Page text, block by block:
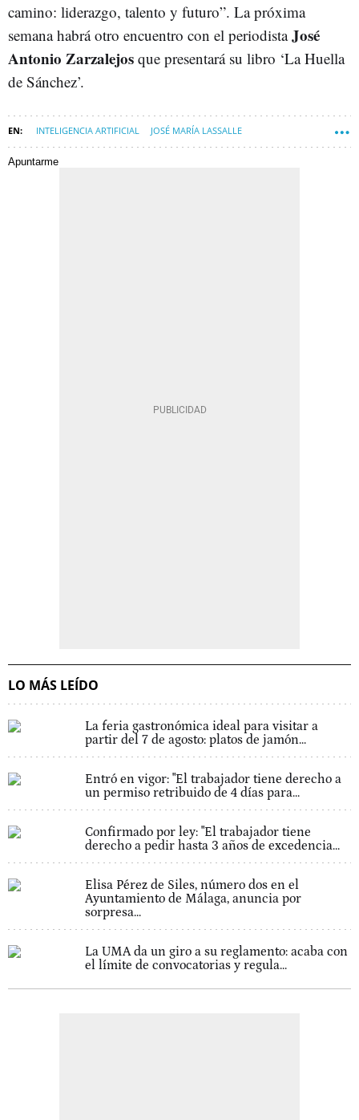
camino: liderazgo, talento y futuro”. La próxima
semana habrá otro encuentro con el periodistaJosé
Antonio Zarzalejos que presentará su libro ‘La Huella
de Sánchez’.
INTELIGENCIA ARTIFICIAL JOSÉ MARÍA LASSALLE
Apuntarme
LO MÁS LEÍDO
La feria gastronómica ideal para visitar a
partir del 7 de agosto: platos de jamón...
Entró en vigor: "El trabajador tiene derecho a
un permiso retribuido de 4 días para...
Confirmado por ley: "El trabajador tiene
derecho a pedir hasta 3 años de excedencia...
Elisa Pérez de Siles, número dos en el
Ayuntamiento de Málaga, anuncia por
sorpresa...
La UMA da un giro a su reglamento: acaba con
el límite de convocatorias y regula...